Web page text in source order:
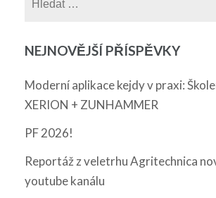
NEJNOVĚJŠÍ PŘÍSPĚVKY
Moderní aplikace kejdy v praxi:
XERION + ZUNHAMMER
PF 2026!
Reportáž z veletrhu Agritechnica
youtube kanálu